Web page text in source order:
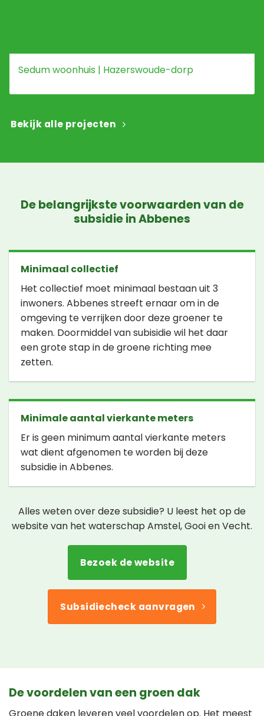
Sedum woonhuis | Hazerswoude-dorp
Bekijk alle projecten
De belangrijkste voorwaarden van de
subsidie in Abbenes
Minimaal collectief
Het collectief moet minimaal bestaan uit 3
inwoners. Abbenes streeft ernaar om in de
omgeving te verrijken door deze groener te
maken. Doormiddel van subisidie wil het daar
een grote stap in de groene richting mee
zetten.
Minimale aantal vierkante meters
Er is geen minimum aantal vierkante meters
wat dient afgenomen te worden bij deze
subsidie in Abbenes.
Alles weten over deze subsidie? U leest het op de
website van het waterschap Amstel, Gooi en Vecht.
Bezoek de website
Subsidiecheck aanvragen
De voordelen van een groen dak